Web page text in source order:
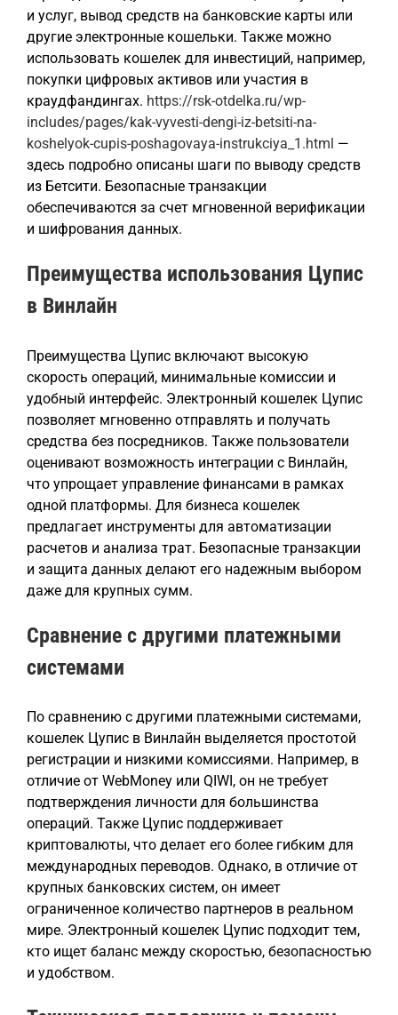
и услуг, вывод средств на банковские карты или
другие электронные кошельки. Также можно
использовать кошелек для инвестиций, например,
покупки цифровых активов или участия в
краудфандингах. https://rsk-otdelka.ru/wp-
includes/pages/kak-vyvesti-dengi-iz-betsiti-na-
koshelyok-cupis-poshagovaya-instrukciya_1.html —
здесь подробно описаны шаги по выводу средств
из Бетсити. Безопасные транзакции
обеспечиваются за счет мгновенной верификации
и шифрования данных.
Преимущества использования Цупис
в Винлайн
Преимущества Цупис включают высокую
скорость операций, минимальные комиссии и
удобный интерфейс. Электронный кошелек Цупис
позволяет мгновенно отправлять и получать
средства без посредников. Также пользователи
оценивают возможность интеграции с Винлайн,
что упрощает управление финансами в рамках
одной платформы. Для бизнеса кошелек
предлагает инструменты для автоматизации
расчетов и анализа трат. Безопасные транзакции
и защита данных делают его надежным выбором
даже для крупных сумм.
Сравнение с другими платежными
системами
По сравнению с другими платежными системами,
кошелек Цупис в Винлайн выделяется простотой
регистрации и низкими комиссиями. Например, в
отличие от WebMoney или QIWI, он не требует
подтверждения личности для большинства
операций. Также Цупис поддерживает
криптовалюты, что делает его более гибким для
международных переводов. Однако, в отличие от
крупных банковских систем, он имеет
ограниченное количество партнеров в реальном
мире. Электронный кошелек Цупис подходит тем,
кто ищет баланс между скоростью, безопасностью
и удобством.